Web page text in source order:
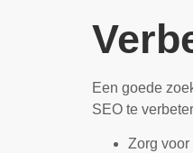
Een goede
SEO te
Zorg